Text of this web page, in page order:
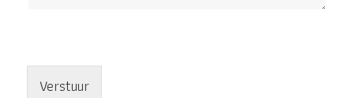
Verstuur